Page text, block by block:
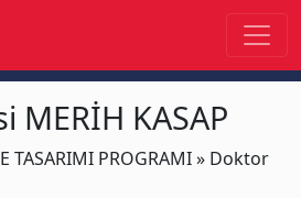
MERİH KASAP
TASARIMI PROGRAMI » Doktor